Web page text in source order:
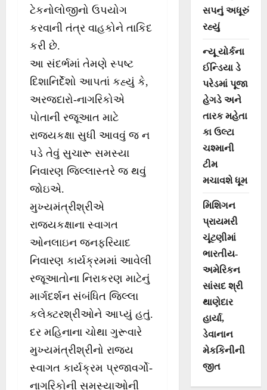
ટેકનોલોજીનો ઉપયોગ
કરવાની તંત્ર વાહકોને તાકિદ
કરી છે.
આ સંદર્ભમાં તેમણે સ્પષ્ટ
દિશાનિર્દેશો આપતાં કહ્યું કે,
અરજદારો-નાગરિકોએ
પોતાની રજૂઆત માટે
રાજ્યકક્ષા સુધી આવવું જ ન
પડે તેવું સુચારૂ સમસ્યા
નિવારણ જિલ્લાસ્તરે જ થવું
જોઇએ.
મુખ્યમંત્રીશ્રીએ
રાજયકક્ષાના સ્વાગત
ઓનલાઇન જનફરિયાદ
નિવારણ કાર્યક્રમમાં આવેલી
રજૂઆતોના નિરાકરણ માટેનું
માર્ગદર્શન સંબંધિત જિલ્લા
કલેક્ટરશ્રીઓને આપ્યું હતું.
દર મહિનાના ચોથા ગુરૂવારે
મુખ્યમંત્રીશ્રીનો રાજ્ય
સ્વાગત કાર્યક્રમ પ્રજાવર્ગો-
નાગરિકોની સમસ્યાઓની
સપનું અધૂરું
રહ્યું
ન્યૂ યોર્કના
ઈન્ડિયા ડે
પરેડમાં પૂજા
હેગડે અને
તારક મહેતા
કા ઉલ્ટા
ચશ્માની
ટીમ
મચાવશે ધૂમ
મિશિગન
પ્રાયમરી
ચૂંટણીમાં
ભારતીય-
અમેરિકન
સાંસદ શ્રી
થાણેદાર
હાર્યા,
ડેવાનાન
મેકકિનીની
જીત